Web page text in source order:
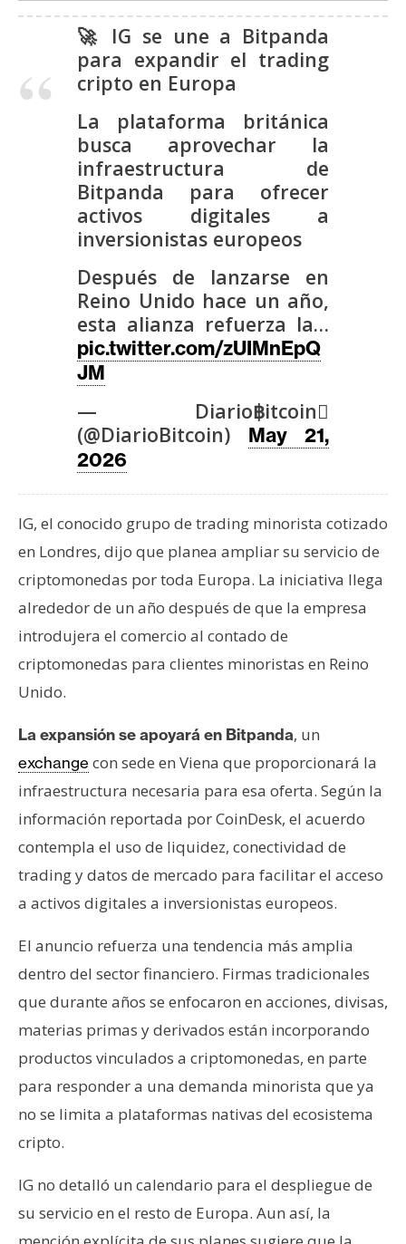
i
m
a
s
R
e
c
r
s
o
n
t
a
t
o
P
u
b
l
c
a
d
🚀 IG se une a Bitpanda
para expandir el trading
cripto en Europa
La plataforma británica
busca aprovechar la
infraestructura de
Bitpanda para ofrecer
activos digitales a
inversionistas europeos
Después de lanzarse en
Reino Unido hace un año,
esta alianza refuerza la…
pic.twitter.com/zUIMnEpQ
JM
— Diario฿itcoin
(@DiarioBitcoin) May 21,
2026
IG, el conocido grupo de trading minorista cotizado
en Londres, dijo que planea ampliar su servicio de
criptomonedas por toda Europa. La iniciativa llega
alrededor de un año después de que la empresa
introdujera el comercio al contado de
criptomonedas para clientes minoristas en Reino
Unido.
La expansión se apoyará en Bitpanda, un
exchangecon sede en Viena que proporcionará la
infraestructura necesaria para esa oferta. Según la
información reportada por CoinDesk, el acuerdo
contempla el uso de liquidez, conectividad de
trading y datos de mercado para facilitar el acceso
a activos digitales a inversionistas europeos.
El anuncio refuerza una tendencia más amplia
dentro del sector financiero. Firmas tradicionales
que durante años se enfocaron en acciones, divisas,
materias primas y derivados están incorporando
productos vinculados a criptomonedas, en parte
para responder a una demanda minorista que ya
no se limita a plataformas nativas del ecosistema
cripto.
IG no detalló un calendario para el despliegue de
su servicio en el resto de Europa. Aun así, la